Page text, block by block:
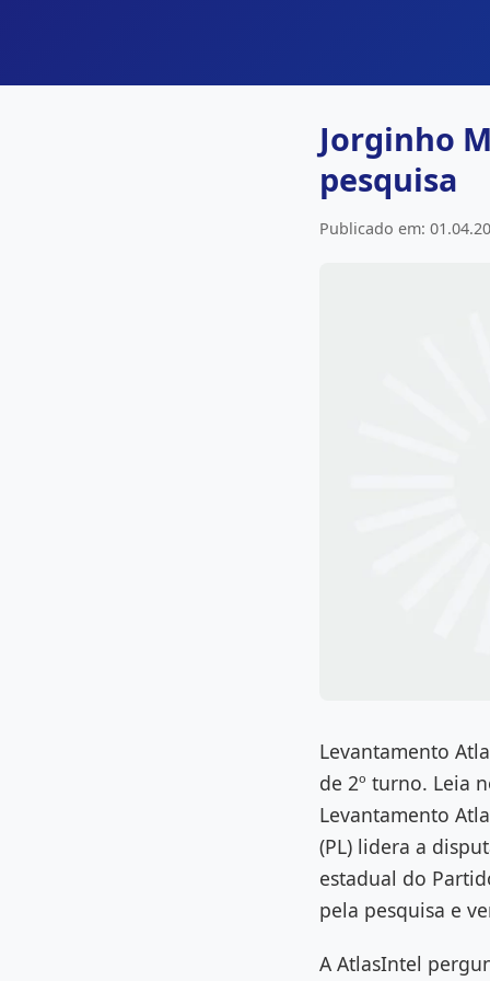
Jorginho
pesquisa
Publicado em:
Levantamento
de 2º turno. Leia
Levantamento
(PL) lidera a
estadual do
pela pesquisa e
A AtlasIntel